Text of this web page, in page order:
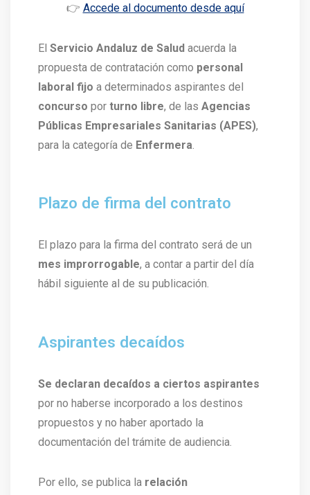
👉 Accede al documento desde aquí
El Servicio Andaluz de Salud acuerda la
propuesta de contratación como personal
laboral fijo a determinados aspirantes del
concurso por turno libre, de las Agencias
Públicas Empresariales Sanitarias (APES),
para la categoría de Enfermera
Plazo de firma del contrato
El plazo para la firma del contrato será de un
mes improrrogable, a contar a partir del día
hábil siguiente al de su publicación.
Aspirantes decaídos
Se declaran decaídos a ciertos aspirantes
por no haberse incorporado a los destinos
propuestos y no haber aportado la
documentación del trámite de audiencia.
Por ello, se publica la relación